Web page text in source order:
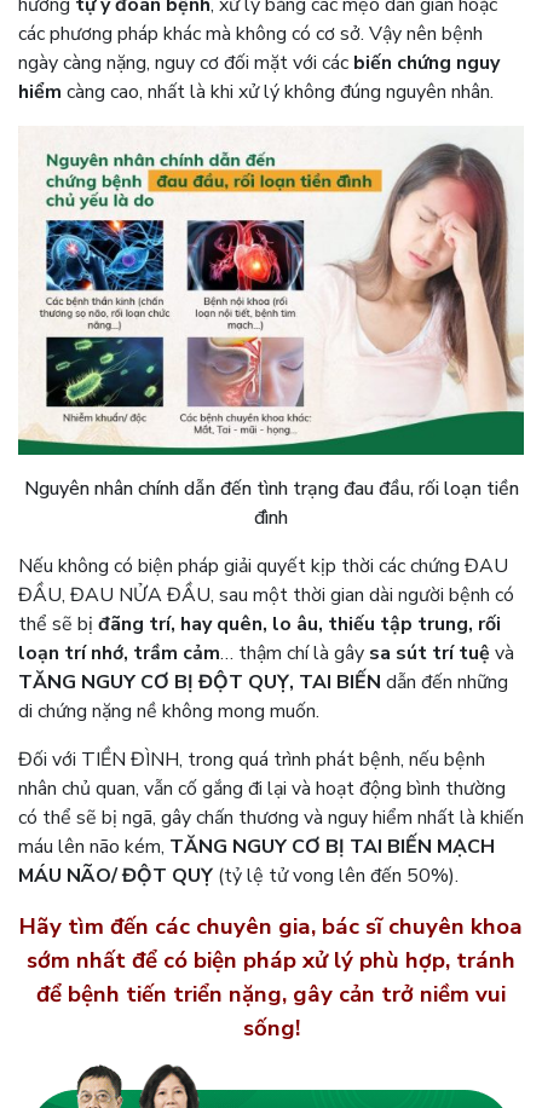
các phương pháp khác mà không có cơ sở. Vậy nên bệnh
ngày càng nặng, nguy cơ đối mặt với các biến chứng nguy
hiểm càng cao, nhất là khi xử lý không đúng nguyên nhân.
Nguyên nhân chính dẫn đến tình trạng đau đầu, rối loạn tiền
đình
Nếu không có biện pháp giải quyết kịp thời các chứng ĐAU
ĐẦU, ĐAU NỬA ĐẦU, sau một thời gian dài người bệnh có
thể sẽ bị đãng trí, hay quên, lo âu, thiếu tập trung, rối
loạn trí nhớ, trầm cảm… thậm chí là gây sa sút trí tuệ và
TĂNG NGUY CƠ BỊ ĐỘT QUỴ, TAI BIẾN dẫn đến những
di chứng nặng nề không mong muốn.
Đối với TIỀN ĐÌNH, trong quá trình phát bệnh, nếu bệnh
nhân chủ quan, vẫn cố gắng đi lại và hoạt động bình thường
có thể sẽ bị ngã, gây chấn thương và nguy hiểm nhất là khiến
máu lên não kém, TĂNG NGUY CƠ BỊ TAI BIẾN MẠCH
MÁU NÃO/ ĐỘT QUỴ (tỷ lệ tử vong lên đến 50%).
Hãy tìm đến các chuyên gia, bác sĩ chuyên khoa
sớm nhất để có biện pháp xử lý phù hợp, tránh
để bệnh tiến triển nặng, gây cản trở niềm vui
sống!